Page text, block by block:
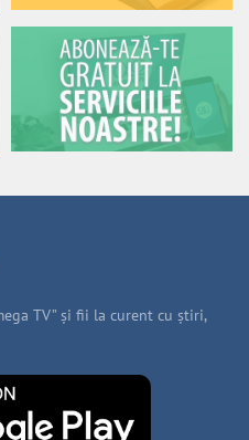
TV” și fii la curent cu știri,